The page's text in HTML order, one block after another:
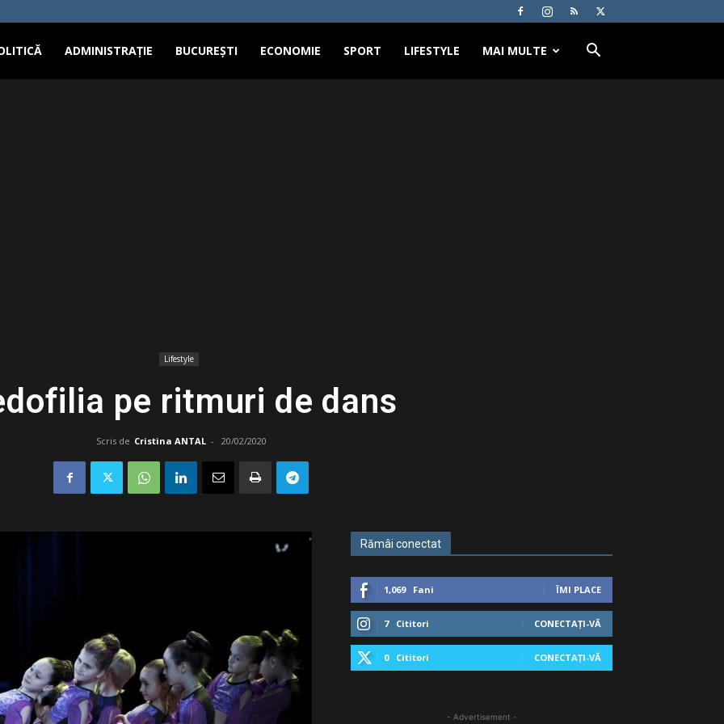
ADMINISTRAȚIE BUCUREȘTI ECONOMIE SPORT LIFESTYLE MAI MULTE
Lifestyle
pe ritmuri de dans
Scris de Cristina ANTAL - 20/02/2020
Rămâi conectat
1,069 Fani ÎMI PLACE
7 Cititori CONECTAȚI-VĂ
0 Cititori CONECTAȚI-VĂ
- Advertisement -